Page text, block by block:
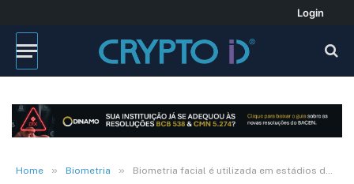
Login
Home » Biometria » Biometria facial é utilizada em estádios do Uruguai para identificação de torcedores violentos